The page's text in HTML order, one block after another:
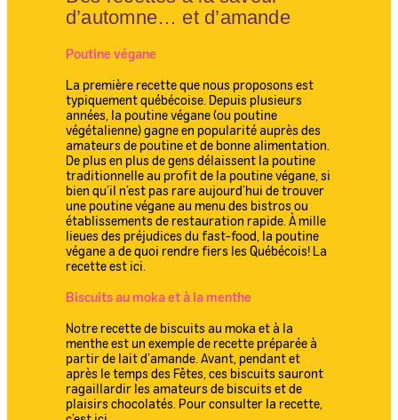
d’automne… et d’amande
Poutine végane
La première recette que nous proposons est
typiquement québécoise. Depuis plusieurs
années, la poutine végane (ou poutine
végétalienne) gagne en popularité auprès des
amateurs de poutine et de bonne alimentation.
De plus en plus de gens délaissent la poutine
traditionnelle au profit de la poutine végane, si
bien qu’il n’est pas rare aujourd’hui de trouver
une poutine végane au menu des bistros ou
établissements de restauration rapide. À mille
lieues des préjudices du fast-food, la poutine
végane a de quoi rendre fiers les Québécois! La
recette est ici.
Biscuits au moka et à la menthe
Notre recette de biscuits au moka et à la
menthe est un exemple de recette préparée à
partir de lait d’amande. Avant, pendant et
après le temps des Fêtes, ces biscuits sauront
ragaillardir les amateurs de biscuits et de
plaisirs chocolatés. Pour consulter la recette,